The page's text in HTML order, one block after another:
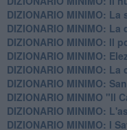
DIZIONARIO MINIMO: La
DIZIONARIO MINIMO: La
DIZIONARIO MINIMO: Il
DIZIONARIO MINIMO:
DIZIONARIO MINIMO: La
DIZIONARIO MINIMO:
DIZIONARIO MINIMO "Il
DIZIONARIO MINIMO:
DIZIONARIO MINIMO: I